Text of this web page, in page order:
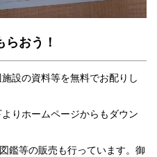
おう！
設の資料等を無料でお配りし
りホームページからもダウン
鑑等の販売も行っています。御